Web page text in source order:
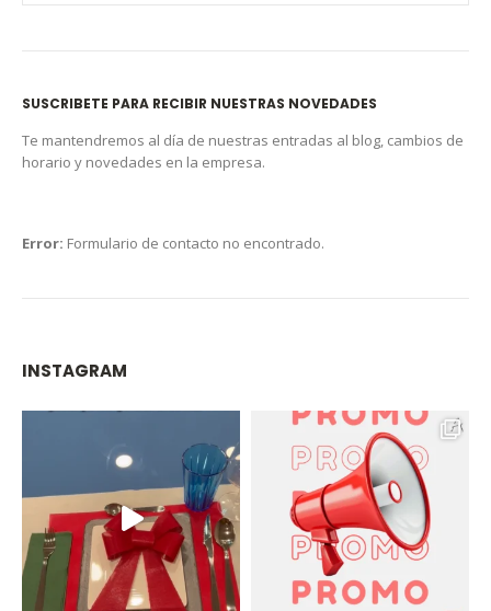
SUSCRIBETE PARA RECIBIR NUESTRAS NOVEDADES
Te mantendremos al día de nuestras entradas al blog, cambios de
horario y novedades en la empresa.
Error: Formulario de contacto no encontrado.
INSTAGRAM